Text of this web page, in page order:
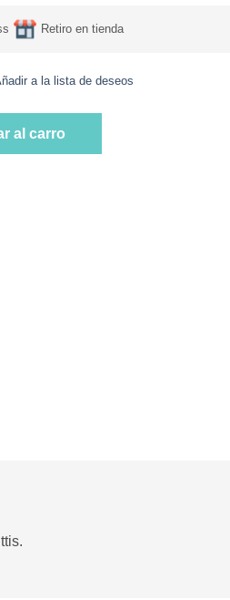
Retiro en tienda
a la lista de deseos
y Caramelo 210 gr Marca Your
al carro